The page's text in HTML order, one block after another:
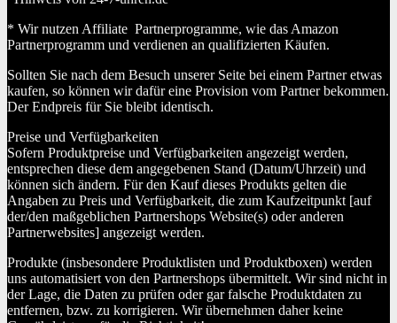
* Wir nutzen Affiliate Partnerprogramme, wie das Amazon
Partnerprogramm und verdienen an qualifizierten Käufen.
Sollten Sie nach dem Besuch unserer Seite bei einem Partner etwas
kaufen, so können wir dafür eine Provision vom Partner bekommen.
Der Endpreis für Sie bleibt identisch.
Preise und Verfügbarkeiten
Sofern Produktpreise und Verfügbarkeiten angezeigt werden,
entsprechen diese dem angegebenen Stand (Datum/Uhrzeit) und
können sich ändern. Für den Kauf dieses Produkts gelten die
Angaben zu Preis und Verfügbarkeit, die zum Kaufzeitpunkt [auf
der/den maßgeblichen Partnershops Website(s) oder anderen
Partnerwebsites] angezeigt werden.
Produkte (insbesondere Produktlisten und Produktboxen) werden
uns automatisiert von den Partnershops übermittelt. Wir sind nicht in
der Lage, die Daten zu prüfen oder gar falsche Produktdaten zu
entfernen, bzw. zu korrigieren. Wir übernehmen daher keine